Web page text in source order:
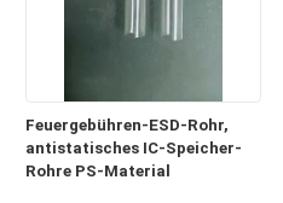
Feuergebühren-ESD-Rohr,
antistatisches IC-Speicher-
Rohre PS-Material